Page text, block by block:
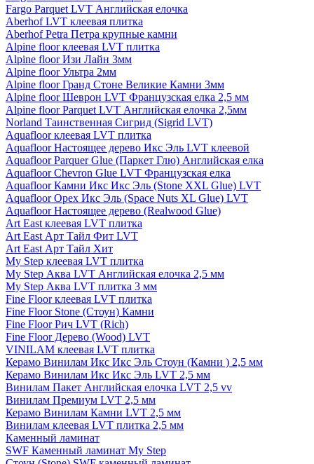
Fargo Parquet LVT Английская елочка
Aberhof LVT клеевая плитка
Aberhof Petra Петра крупные камни
Alpine floor клеевая LVT плитка
Alpine floor Изи Лайн 3мм
Alpine floor Ультра 2мм
Alpine floor Гранд Стоне Великие Камни 3мм
Alpine floor Шеврон LVT Французская елка 2,5 мм
Alpine floor Parquet LVT Английская елочка 2,5мм
Norland Таинственная Сигрид (Sigrid LVT)
Aquafloor клеевая LVT плитка
Aquafloor Настоящее дерево Икс Эль LVT клеевой
Aquafloor Parquer Glue (Паркет Глю) Английская елка
Aquafloor Chevron Glue LVT Французская елка
Aquafloor Камни Икс Икс Эль (Stone XXL Glue) LVT
Aquafloor Орех Икс Эль (Space Nuts XL Glue) LVT
Aquafloor Настоящее дерево (Realwood Glue)
Art East клеевая LVT плитка
Art East Арт Тайл Фит LVT
Art East Арт Тайл Хит
My Step клеевая LVT плитка
My Step Аква LVT Английская елочка 2,5 мм
My Step Аква LVT плитка 3 мм
Fine Floor клеевая LVT плитка
Fine Floor Stone (Стоун) Камни
Fine Floor Рич LVT (Rich)
Fine Floor Дерево (Wood) LVT
VINILAM клеевая LVT плитка
Керамо Винилам Икс Икс Эль Стоун (Камни ) 2,5 мм
Керамо Винилам Икс Икс Эль LVT 2,5 мм
Винилам Пакет Английская елочка LVT 2,5 vv
Винилам Премиум LVT 2,5 мм
Керамо Винилам Камни LVT 2,5 мм
Винилам клеевая LVT плитка 2,5 мм
Каменный ламинат
SWF Каменный ламинат My Step